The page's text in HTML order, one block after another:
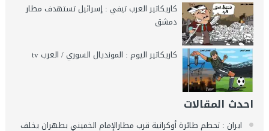
كاريكاتير العرب تيفي : إسرائيل تستهدف مطار
دمشق
كاريكاتير اليوم : المونديال السوري / العرب tv
احدث المقالات
ايران : تحطم طائرة أوكرانية قرب مطارالإمام الخميني بطهران يخلف